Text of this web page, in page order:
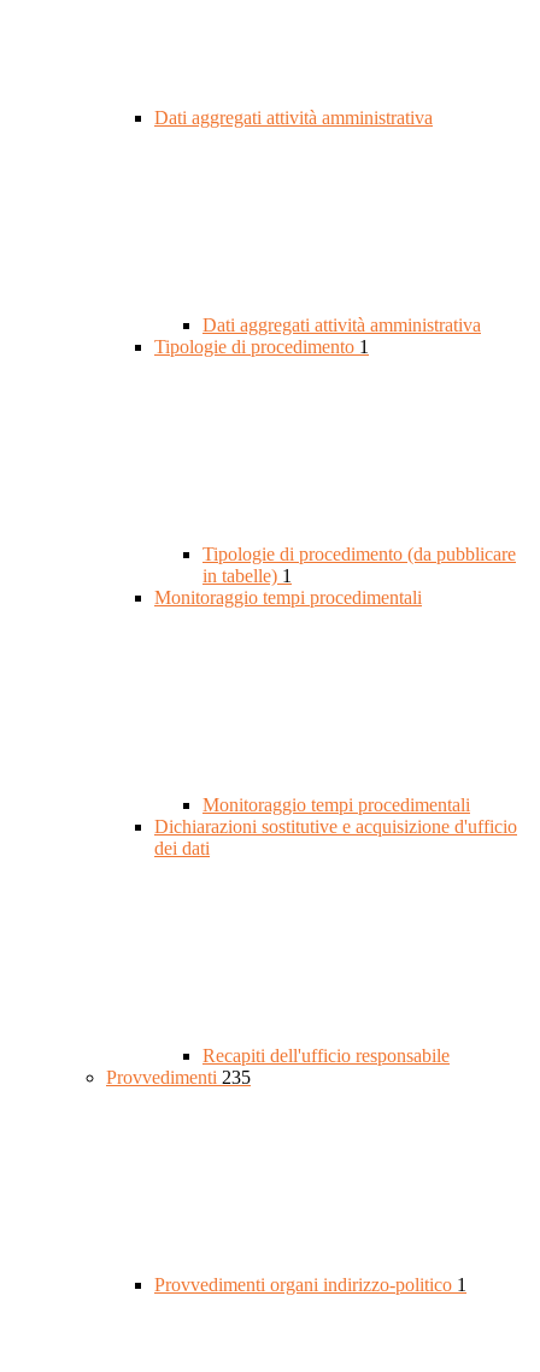
Dati aggregati attività amministrativa
Dati aggregati attività amministrativa
Tipologie di procedimento 1
Tipologie di procedimento (da pubblicare
in tabelle) 1
Monitoraggio tempi procedimentali
Monitoraggio tempi procedimentali
Dichiarazioni sostitutive e acquisizione d'ufficio
dei dati
Recapiti dell'ufficio responsabile
Provvedimenti 235
Provvedimenti organi indirizzo-politico 1